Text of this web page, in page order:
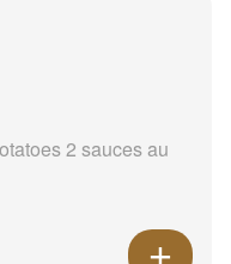
2 sauces au